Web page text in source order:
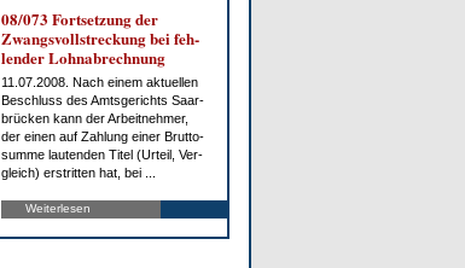
08/073 Fort­set­zung der
Zwangs­voll­stre­ckung bei feh­
len­der Lohn­ab­rech­nung
11.07.2008. Nach ei­nem ak­tu­el­len
Be­schluss des Amts­ge­richts Saar­
brü­cken kann der Ar­beit­neh­mer,
der ei­nen auf Zah­lung ei­ner Brut­to­
sum­me lau­ten­den Ti­tel (Ur­teil, Ver­
gleich) erstrit­ten hat, bei ...
Weiterlesen